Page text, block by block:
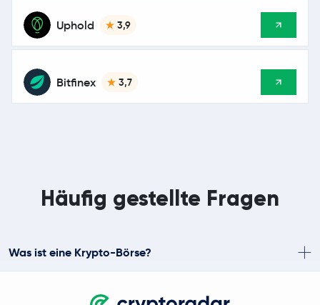
Uphold 3,9
Bitfinex 3,7
Häufig gestellte Fragen
Was ist eine Krypto-Börse?